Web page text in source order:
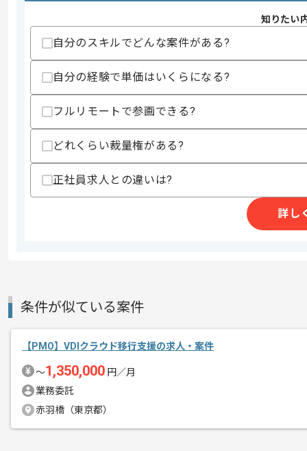
スキル
・PMO、品質管理経験
・ベンダー調整経験
歓迎スキル
・大規模開発経験(ユーザー数100万人
スキルに不安がある方へ
上記に似た経験やスキルをお持ちであれば申
140時間〜180時間
商談回数
募集人数
1人
作業開始日
エージェントからのコ
メント
知りたい
自分のスキルでどんな案件がある?
自分の経験で単価はいくらになる?
フルリモートで参画できる?
どれくらい裁量権がある?
正社員求人との違いは?
詳し
条件が似ている案件
【PMO】VDIクラウド移行支援の求人・案件
〜1,350,000 円／月
業務委託
赤羽橋（東京都）